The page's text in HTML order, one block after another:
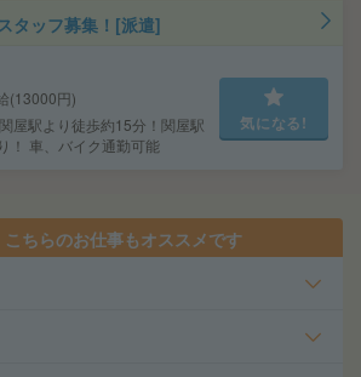
タッフ募集！[派遣]
(13000円)
屋駅より徒歩約15分！関屋駅
！ 車、バイク通勤可能
気になる!
こちらのお仕事もオススメです